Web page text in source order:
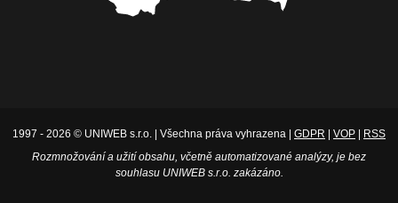
1997 - 2026 © UNIWEB s.r.o. | Všechna práva vyhrazena | GDPR VOP
RSS
Rozmnožování a užití obsahu, včetně automatizované analýzy, je bez
souhlasu UNIWEB s.r.o. zakázáno.